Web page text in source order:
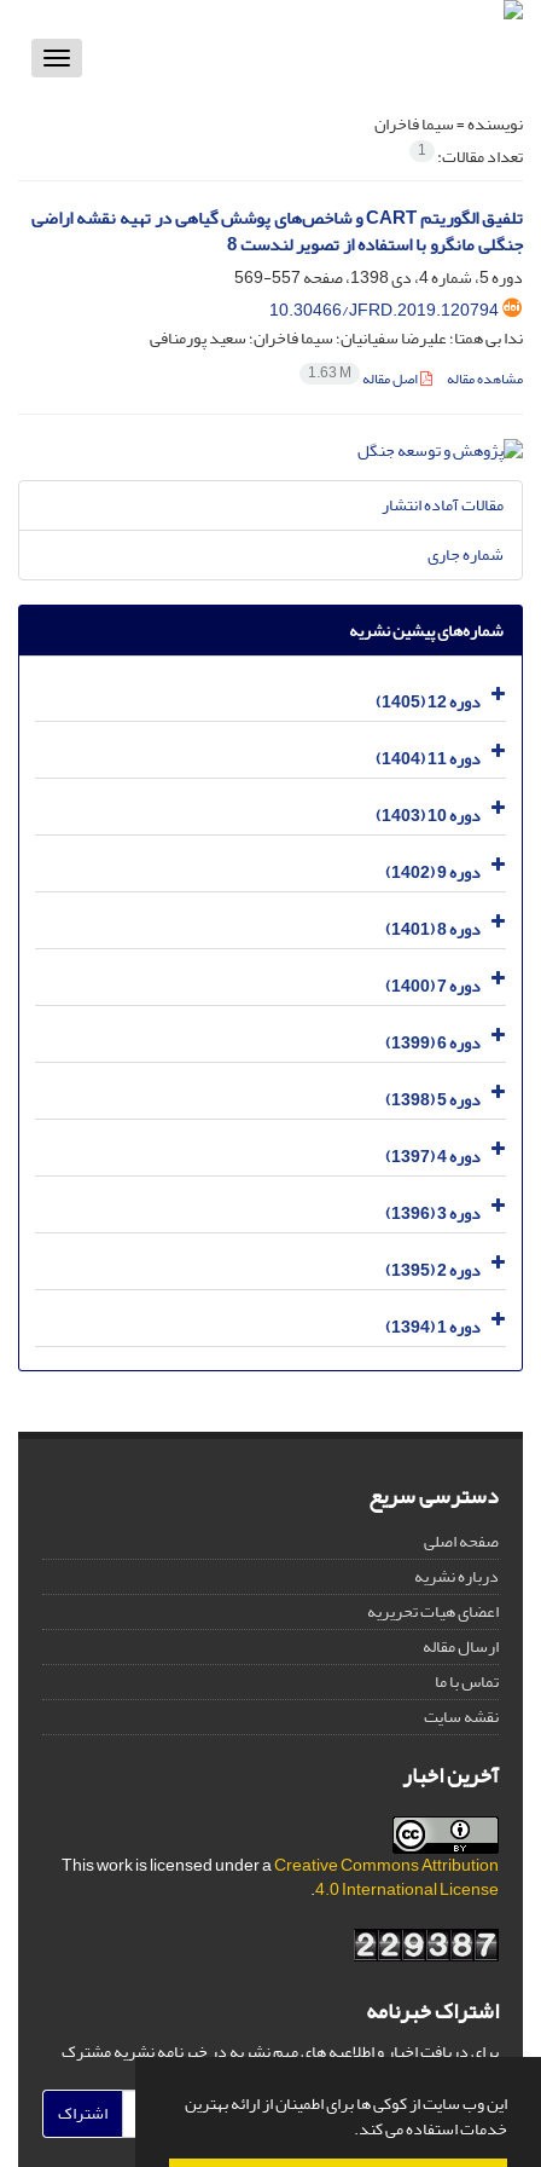
این وب سایت از کوکی ها برای اطمینان از ارائه بهترین
خدمات استفاده می کند.
Toggle
نویسنده =سیما فاخران
تعداد مقالات: 1
تلفیق الگوریتم CART و شاخص‌های پوشش گیاهی در تهیه نقشه اراضی
جنگلی مانگرو با استفاده از تصویر لندست 8‌
دوره 5، شماره 4، دی 1398، صفحه
557-569
10.30466/JFRD.2019.120794
ندا بی همتا؛ علیرضا سفیانیان؛ سیما فاخران؛ سعید پورمنافی
مشاهده مقاله اصل مقاله 1.63 M
مقالات آماده انتشار
شماره جاری
شماره‌های پیشین نشریه
دوره 12 (1405)
دوره 11 (1404)
دوره 10 (1403)
دوره 9 (1402)
دوره 8 (1401)
دوره 7 (1400)
دوره 6 (1399)
دوره 5 (1398)
دوره 4 (1397)
دوره 3 (1396)
دوره 2 (1395)
دوره 1 (1394)
دسترسی سریع
صفحه اصلی
درباره نشریه
اعضای هیات تحریریه
ارسال مقاله
تماس با ما
نقشه سایت
آخرین اخبار
This work is licensed under aCreative Commons Attribution
4.0 International License
.
اشتراک خبرنامه
برای دریافت اخبار و اطلاعیه های مهم نشریه در خبرنامه نشریه مشترک
اشتراک